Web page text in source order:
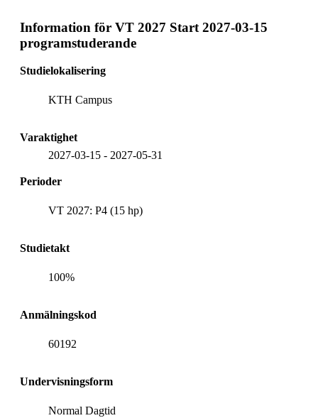
Information för VT 2027 Start 2027-03-15
programstuderande
Studielokalisering
KTH Campus
Varaktighet
2027-03-15 - 2027-05-31
Perioder
VT 2027: P4 (15 hp)
Studietakt
100%
Anmälningskod
60192
Undervisningsform
Normal Dagtid